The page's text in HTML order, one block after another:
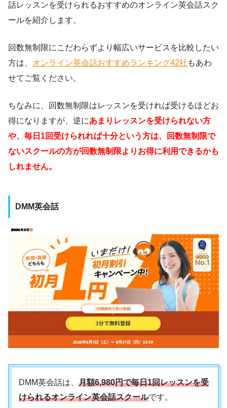
話レッスンを受けられるおすすめのオンライン英会話スク
ールを紹介します。
回数無制限にこだわらずより幅広いサービスを比較したい
方は、 オンライン英会話おすすめランキング42社 もあわ
せてご覧ください。
ちなみに、回数無制限はレッスンを受ければ受けるほどお
得になりますが、逆にあまりレッスンを受けられない方
や、毎日1回受けられれば十分という方は、回数無制限で
ないスクールの方が回数無制限よりお得に利用できるかも
しれません。
DMM英会話
DMM英会話は、 月額6,980円で毎日1回レッスンを受
けられるオンライン英会話スクールです。